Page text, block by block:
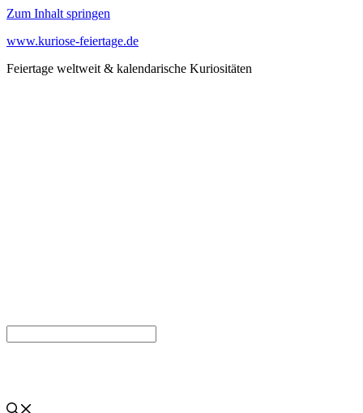
Zum Inhalt springen
www.kuriose-feiertage.de
Feiertage weltweit & kalendarische Kuriositäten